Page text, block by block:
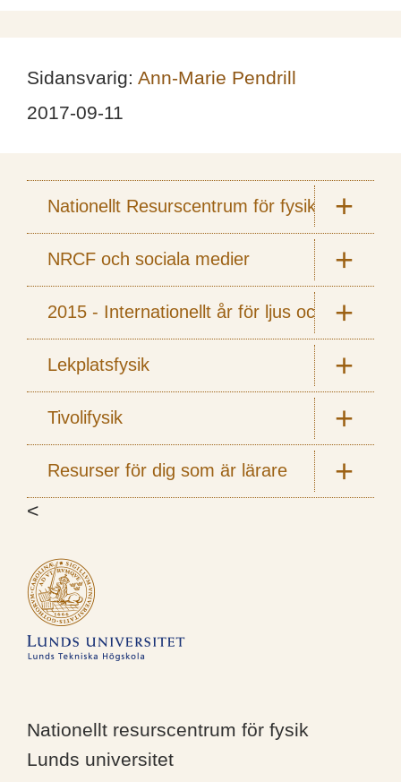
Sidansvarig: Ann-Marie Pendrill
2017-09-11
Nationellt Resurscentrum för fysik
NRCF och sociala medier
2015 - Internationellt år för ljus och
Lekplatsfysik
Tivolifysik
Resurser för dig som är lärare
<
Nationellt resurscentrum för fysik
Lunds universitet